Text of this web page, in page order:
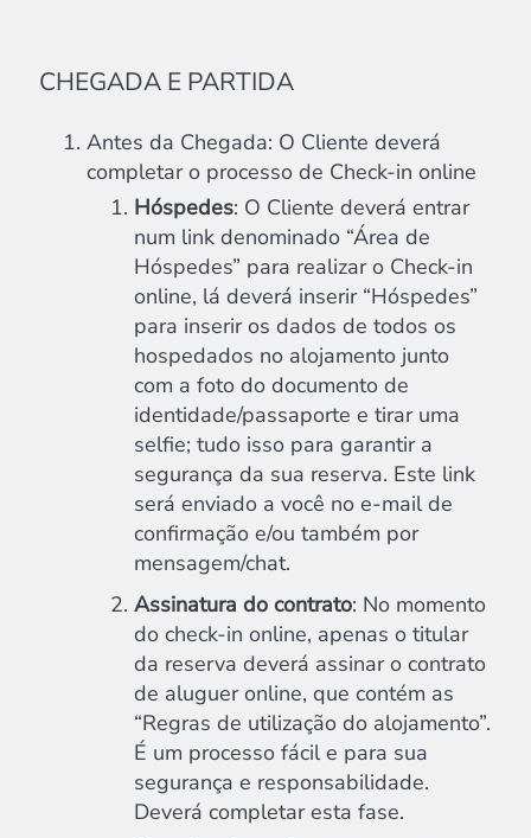
CHEGADA E PARTIDA
Antes da Chegada: O Cliente deverá
completar o processo de Check-in online
Hóspedes: O Cliente deverá entrar
num link denominado “Área de
Hóspedes” para realizar o Check-in
online, lá deverá inserir “Hóspedes”
para inserir os dados de todos os
hospedados no alojamento junto
com a foto do documento de
identidade/passaporte e tirar uma
selfie; tudo isso para garantir a
segurança da sua reserva. Este link
será enviado a você no e-mail de
confirmação e/ou também por
mensagem/chat.
Assinatura do contrato: No momento
do check-in online, apenas o titular
da reserva deverá assinar o contrato
de aluguer online, que contém as
“Regras de utilização do alojamento”.
É um processo fácil e para sua
segurança e responsabilidade.
Deverá completar esta fase.